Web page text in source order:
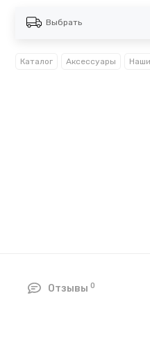
Выбрать
Каталог Аксессуары
Отзывы 0